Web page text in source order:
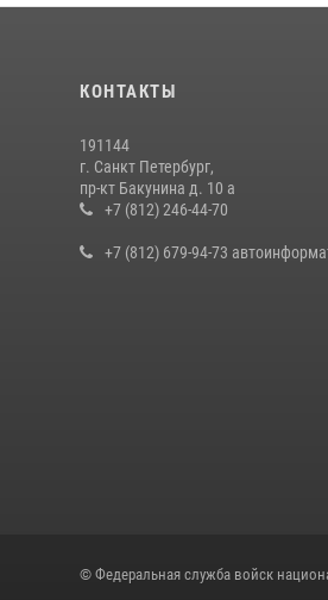
КОНТАКТЫ
191144
г. Санкт Петербург,
пр-кт Бакунина д. 10 а
+7 (812) 246-44-70
+7 (812) 679-94-73
© Федеральная служба войск